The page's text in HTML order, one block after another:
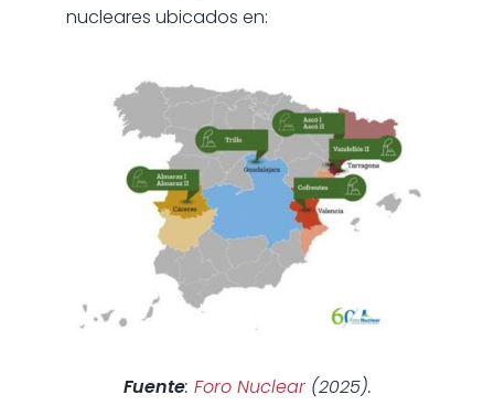
nucleares ubicados en:
Fuente: Foro Nuclear(2025).